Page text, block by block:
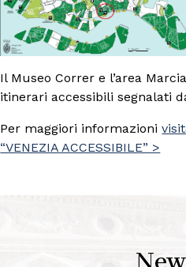
Il Museo Correr e l’area
itinerari accessibili segnalati
Per maggiori informazioni
“VENEZIA ACCESSIBILE” >